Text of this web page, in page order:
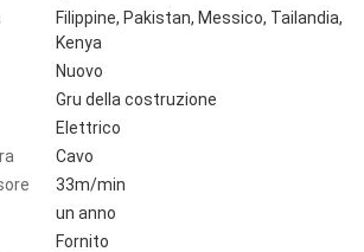
Filippine, Pakistan, Messico, Tailandia,
Kenya
Nuovo
Gru della costruzione
Elettrico
Cavo
33m/min
un anno
Fornito